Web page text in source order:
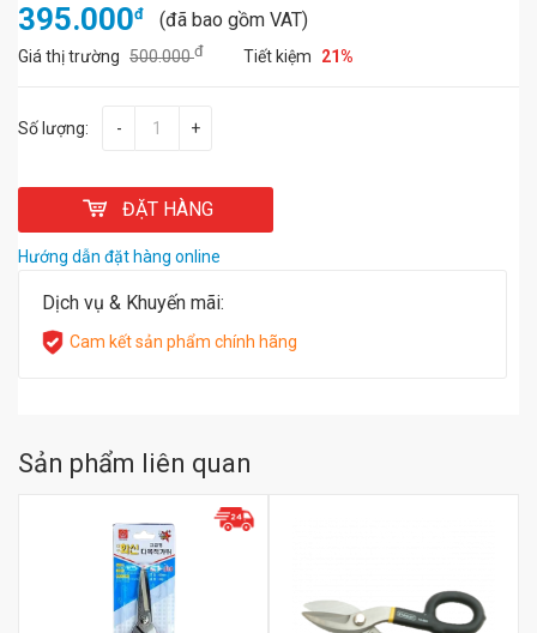
395.000đ (đã bao gồm VAT)
Giá thị trường 500.000đ Tiết kiệm 21%
Số lượng: - +
ĐẶT HÀNG
Hướng dẫn đặt hàng online
Dịch vụ & Khuyến mãi:
Cam kết sản phẩm chính hãng
Sản phẩm liên quan